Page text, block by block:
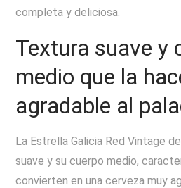
completa y deliciosa.
Textura suave y
medio que la
agradable al
La Estrella Galicia Red Vintage
suave y su cuerpo medio,
convierten en una cerveza muy